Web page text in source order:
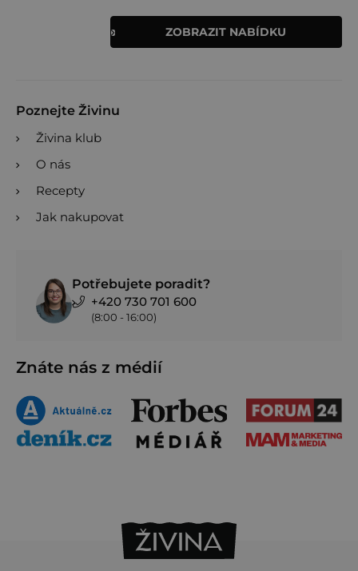
ZOBRAZIT NABÍDKU
Poznejte Živinu
Živina klub
O nás
Recepty
Jak nakupovat
Potřebujete poradit?
+420 730 701 600
(8:00 - 16:00)
Znáte nás z médií